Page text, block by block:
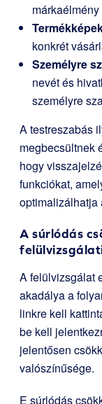
konkrét
Személyre
nevét és
személyre
A testreszabás
megbecsültnek
hogy
funkciókat,
optimalizálhatja
A súrlódás
A felülvizsgálat
akadálya a
linkre kell
be kell
jelentősen
valószínűsége.
E súrlódás